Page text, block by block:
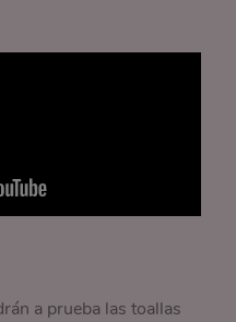
a prueba las toallas